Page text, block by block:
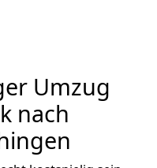
Umzug
nach